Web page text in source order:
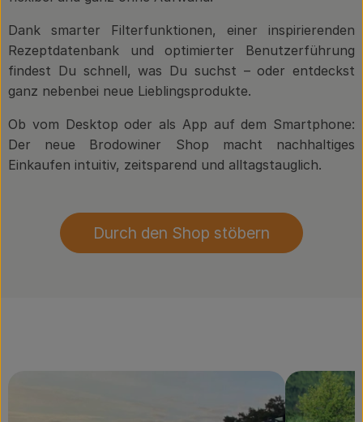
Dank smarter Filterfunktionen, einer inspirierenden
Rezeptdatenbank und optimierter Benutzerführung
findest Du schnell, was Du suchst – oder entdeckst
ganz nebenbei neue Lieblingsprodukte.
Ob vom Desktop oder als App auf dem Smartphone:
Der neue Brodowiner Shop macht nachhaltiges
Einkaufen intuitiv, zeitsparend und alltagstauglich.
Durch den Shop stöbern